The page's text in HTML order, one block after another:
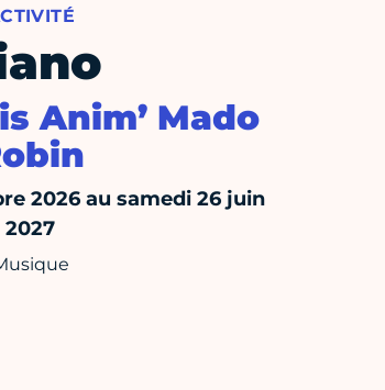
Anim’ Mado
2026 au samedi 26 juin
2027